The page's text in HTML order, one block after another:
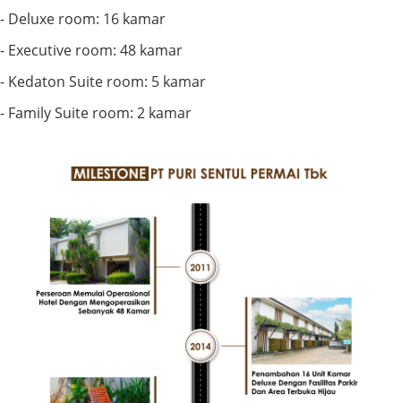
- Deluxe room: 16 kamar
- Executive room: 48 kamar
- Kedaton Suite room: 5 kamar
- Family Suite room: 2 kamar